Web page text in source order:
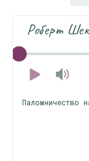
Роберт
Паломничество